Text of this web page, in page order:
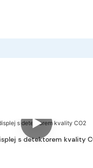
s detektorem kvality